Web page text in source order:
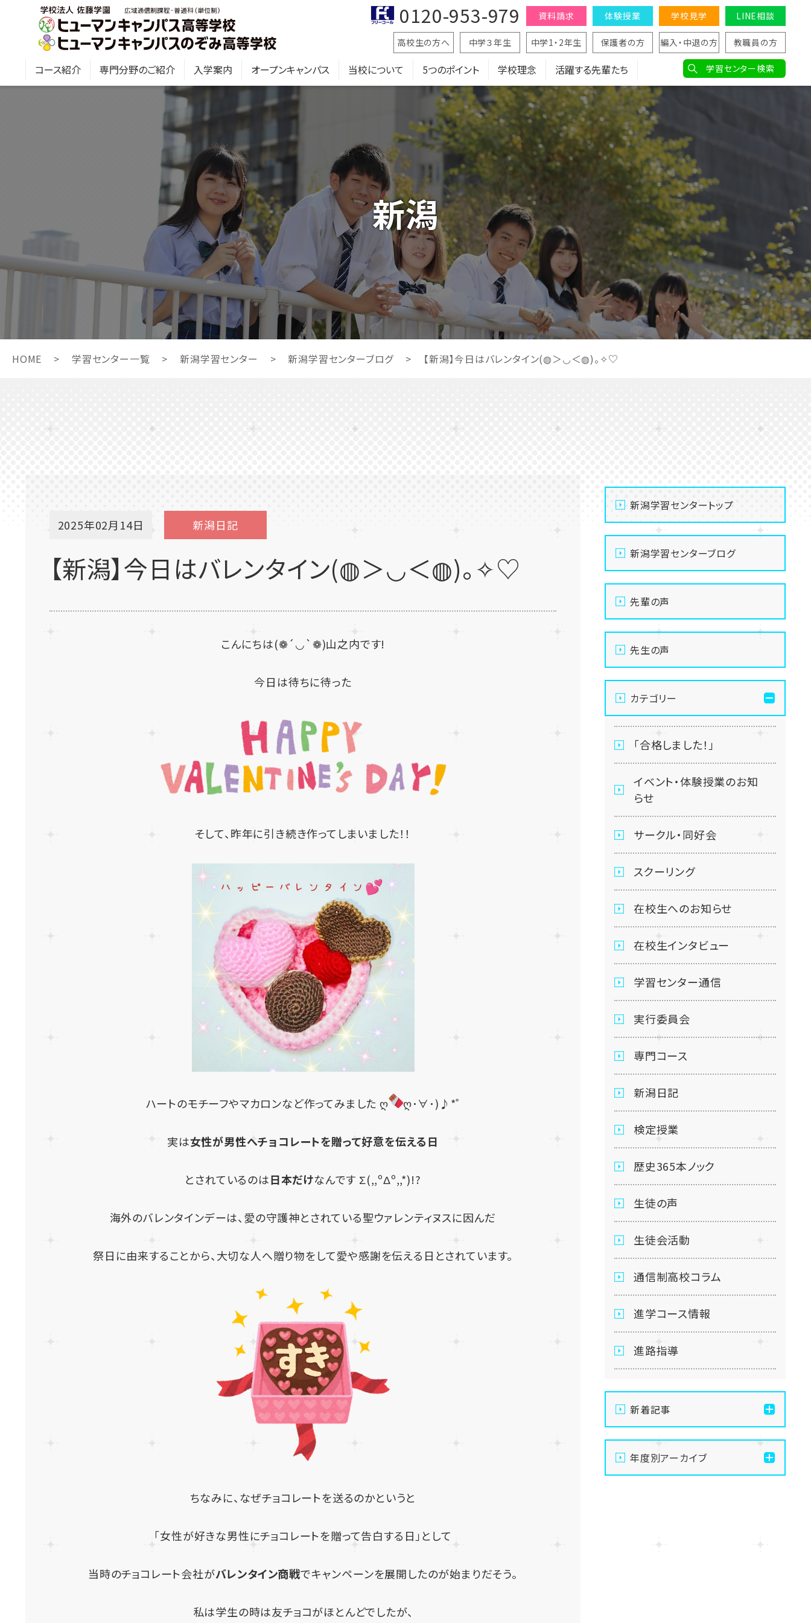
コース紹介 専門分野のご紹介 入学案内 オープンキャンパス 当校について 5つのポイント 学校理念 活躍する先輩たち
資料請求 体験授業 学校見学 LINE相談
高校生の方へ 中学３年生 中学1・2年生 保護者の方 編入・中退の方 教職員の方
学習センター検索
0120-953-979
新潟
HOME > 学習センター一覧 > 新潟学習センター > 新潟学習センターブログ > 【新潟】今日はバレンタイン(◍＞◡＜◍)。✧♡
2025年02月14日 新潟日記
【新潟】今日はバレンタイン(◍＞◡＜◍)。✧♡
こんにちは(❁´◡`❁)山之内です!
今日は待ちに待った
そして、昨年に引き続き作ってしまいました！！
ハートのモチーフやマカロンなど作ってみました ღ ღ･∀･)♪*˚
実は女性が男性へチョコレートを贈って好意を伝える日
とされているのは日本だけなんです Σ(,,ºΔº,,*)!?
海外のバレンタインデーは、愛の守護神とされている聖ウァレンティヌスに因んだ
祭日に由来することから、大切な人へ贈り物をして愛や感謝を伝える日とされています。
ちなみに、なぜチョコレートを送るのかというと
「女性が好きな男性にチョコレートを贈って告白する日」として
当時のチョコレート会社がバレンタイン商戦でキャンペーンを展開したのが始まりだそう。
私は学生の時は友チョコがほとんどでしたが、
新潟学習センタートップ
新潟学習センターブログ
先輩の声
先生の声
カテゴリー
「合格しました！」
イベント・体験授業のお知
らせ
サークル・同好会
スクーリング
在校生へのお知らせ
在校生インタビュー
学習センター通信
実行委員会
専門コース
新潟日記
検定授業
歴史365本ノック
生徒の声
生徒会活動
通信制高校コラム
進学コース情報
進路指導
新着記事
【新潟】8/9朱鷺メッセ合同
相談会に出展します！通信
制高校の不安や疑問を解
年度別アーカイブ